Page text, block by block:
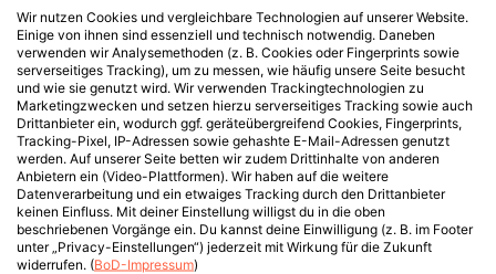
Wir nutzen Cookies und vergleichbare Technologien auf unserer Website.
Einige von ihnen sind essenziell und technisch notwendig. Daneben
verwenden wir Analysemethoden (z. B. Cookies oder Fingerprints sowie
serverseitiges Tracking), um zu messen, wie häufig unsere Seite besucht
und wie sie genutzt wird. Wir verwenden Trackingtechnologien zu
Marketingzwecken und setzen hierzu serverseitiges Tracking sowie auch
Drittanbieter ein, wodurch ggf. geräteübergreifend Cookies, Fingerprints,
Tracking-Pixel, IP-Adressen sowie gehashte E-Mail-Adressen genutzt
werden. Auf unserer Seite betten wir zudem Drittinhalte von anderen
Anbietern ein (Video-Plattformen). Wir haben auf die weitere
Datenverarbeitung und ein etwaiges Tracking durch den Drittanbieter
keinen Einfluss. Mit deiner Einstellung willigst du in die oben
beschriebenen Vorgänge ein. Du kannst deine Einwilligung (z. B. im Footer
unter „Privacy-Einstellungen“) jederzeit mit Wirkung für die Zukunft
widerrufen. (BoD-Impressum)